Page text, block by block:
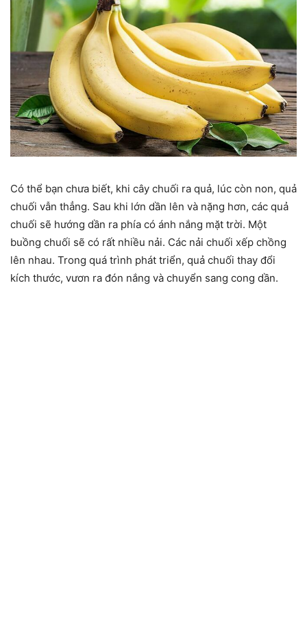
Có thể bạn chưa biết, khi cây chuối ra quả, lúc còn non, quả
chuối vẫn thẳng. Sau khi lớn dần lên và nặng hơn, các quả
chuối sẽ hướng dần ra phía có ánh nắng mặt trời. Một
buồng chuối sẽ có rất nhiều nải. Các nải chuối xếp chồng
lên nhau. Trong quá trình phát triển, quả chuối thay đổi
kích thước, vươn ra đón nắng và chuyển sang cong dần.